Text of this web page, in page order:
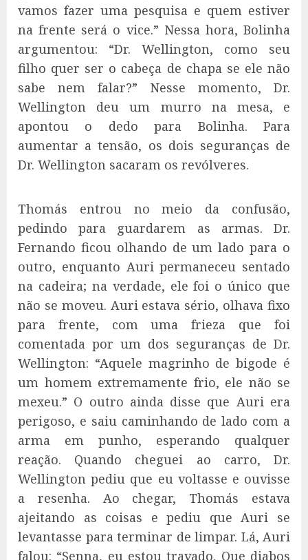
vamos fazer uma pesquisa e quem estiver
na frente será o vice.” Nessa hora, Bolinha
argumentou: “Dr. Wellington, como seu
filho quer ser o cabeça de chapa se ele não
sabe nem falar?” Nesse momento, Dr.
Wellington deu um murro na mesa, e
apontou o dedo para Bolinha. Para
aumentar a tensão, os dois seguranças de
Dr. Wellington sacaram os revólveres.
Thomás entrou no meio da confusão,
pedindo para guardarem as armas. Dr.
Fernando ficou olhando de um lado para o
outro, enquanto Auri permaneceu sentado
na cadeira; na verdade, ele foi o único que
não se moveu. Auri estava sério, olhava fixo
para frente, com uma frieza que foi
comentada por um dos seguranças de Dr.
Wellington: “Aquele magrinho de bigode é
um homem extremamente frio, ele não se
mexeu.” O outro ainda disse que Auri era
perigoso, e saiu caminhando de lado com a
arma em punho, esperando qualquer
reação. Quando cheguei ao carro, Dr.
Wellington pediu que eu voltasse e ouvisse
a resenha. Ao chegar, Thomás estava
ajeitando as coisas e pediu que Auri se
levantasse para terminar de limpar. Lá, Auri
falou: “Senna, eu estou travado. Que diabos